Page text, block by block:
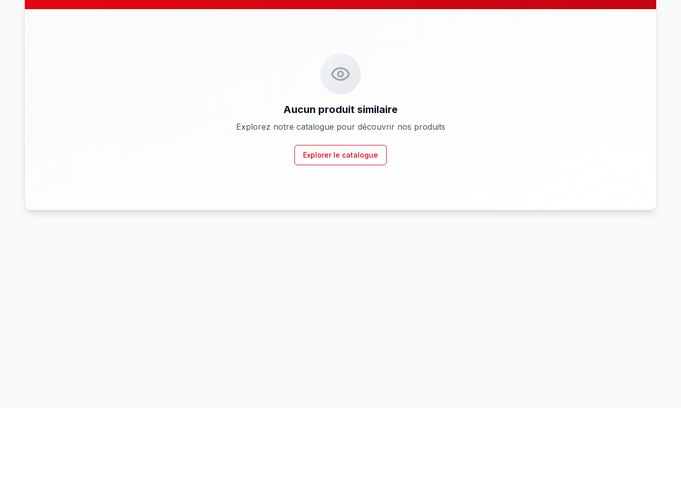
Aucun produit similaire
Explorez notre catalogue pour découvrir nos produits
Explorer le catalogue